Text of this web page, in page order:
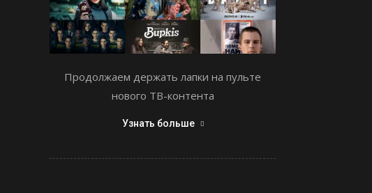
Продолжаем держать лапки на пульте
нового ТВ-контента
Узнать больше